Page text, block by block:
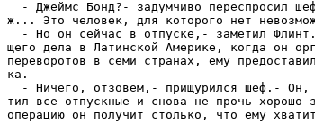
- Джеймс Бонд?- задумчиво переспросил
ж... Это человек, для которого нет
- Но он сейчас в отпуске,- заметил
щего дела в Латинской Америке, когда он
переворотов в семи странах, ему
ка.
- Ничего, отзовем,- прищурился шеф.- Он,
тил все отпускные и снова не прочь хорошо
операцию он получит столько, что ему